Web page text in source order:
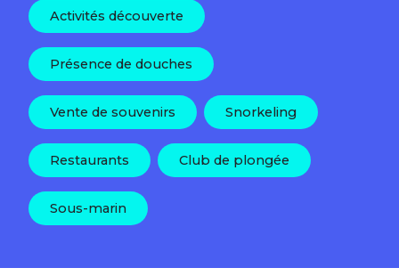
Activités découverte
Présence de douches
Vente de souvenirs Snorkeling
Restaurants Club de plongée
Sous-marin